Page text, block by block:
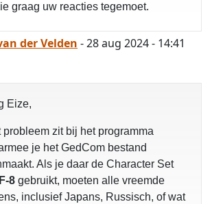
graag uw reacties tegemoet.
der Velden - 28 aug 2024 - 14:41
Eize,
probleem zit bij het programma
je het GedCom bestand
Als je daar de Character Set
8 gebruikt, moeten alle vreemde
inclusief Japans, Russisch, of wat